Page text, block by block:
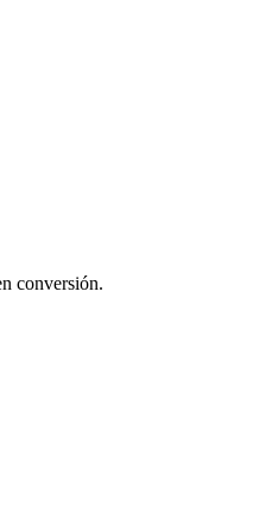
conversión.